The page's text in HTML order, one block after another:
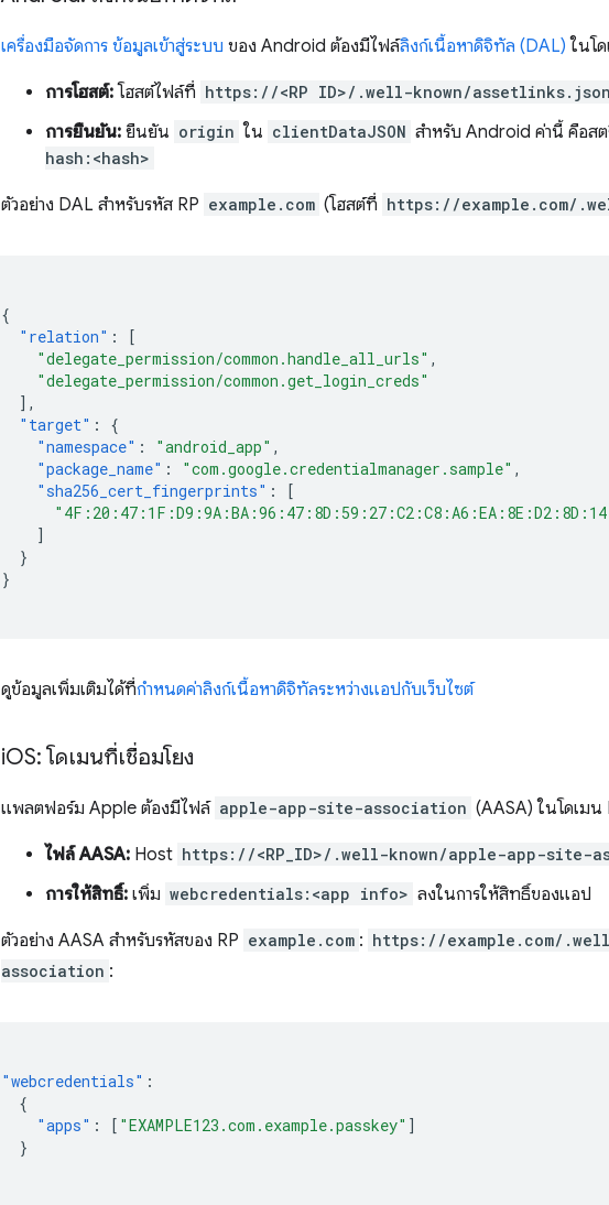
เครื่องมือจัดการ ข้อมูลเข้าสู่ระบบ ของ Android ต้องมีไฟล์ลิงก์เนื้อหาดิจิทัล (DAL) ในโ
การโฮสต์: โฮสต์ไฟล์ที่ https://<RP ID>/.well-known/assetlinks.json
การยืนยัน: ยืนยัน origin ใน clientDataJSON สำหรับ Android ค่านี้ คือสต
hash:<hash>
ตัวอย่าง DAL สำหรับรหัส RP example.com (โฮสต์ที่ https://example.com/
{
"relation" :
[
"delegate_permission/common.handle_all_urls" ,
"delegate_permission/common.get_login_creds"
],
"target" :
{
"namespace" : "android_app" ,
"package_name" : "com.google.credentialmanager.sample" ,
"sha256_cert_fingerprints" :
[
]
}
}
ดูข้อมูลเพิ่มเติมได้ที่กำหนดค่าลิงก์เนื้อหาดิจิทัลระหว่างแอปกับเว็บไซต์
iOS: โดเมนที่เชื่อมโยง
แพลตฟอร์ม Apple ต้องมีไฟล์ apple-app-site-association (AASA) ในโดเมน
ไฟล์ AASA: Host https://<RP_ID>/.well-known/apple-app-site-
การให้สิทธิ์: เพิ่ม webcredentials:<app info> ลงในการให้สิทธิ์ของแอป
ตัวอย่าง AASA สำหรับรหัสของ RP example.com : https://example.com/
association :
"webcredentials" :
{
"apps" : [ "EXAMPLE123.com.example.passkey" ]
}